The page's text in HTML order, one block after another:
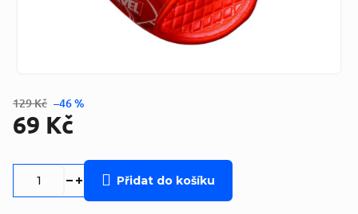
129 Kč –46 %
69 Kč
Přidat do košíku